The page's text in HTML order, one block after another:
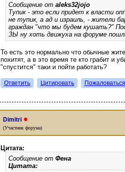
Сообщение от aleks32jojo
Тупик - это если придет к власти
не тупик, а ад и израиль, - жители
граждан "что мы будем кушать?"
ЗЫ ну хоть движуха на форуме
То есть это нормально что обычные
похитят, а в это время те кто грабит и
"спустится" таки и пойти работать?
Ответить Цитировать Пожаловаться
Dimitri ●
(Участник форума)
Цитата:
Сообщение от Фена
Цитата: